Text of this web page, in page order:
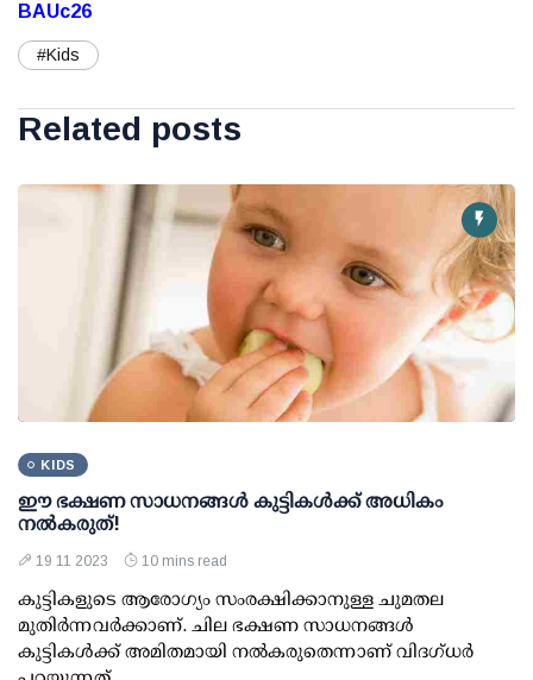
BAUc26
#Kids
Related posts
KIDS
ഈ ഭക്ഷണ സാധനങ്ങള്‍ കുട്ടികള്‍ക്ക് അധികം
നല്‍കരുത്!
19 11 2023 10 mins read
കുട്ടികളുടെ ആരോഗ്യം സംരക്ഷിക്കാനുള്ള ചുമതല
മുതിര്‍ന്നവര്‍ക്കാണ്. ചില ഭക്ഷണ സാധനങ്ങള്‍
കുട്ടികള്‍ക്ക് അമിതമായി നല്‍കരുതെന്നാണ് വിദഗ്ധര്‍